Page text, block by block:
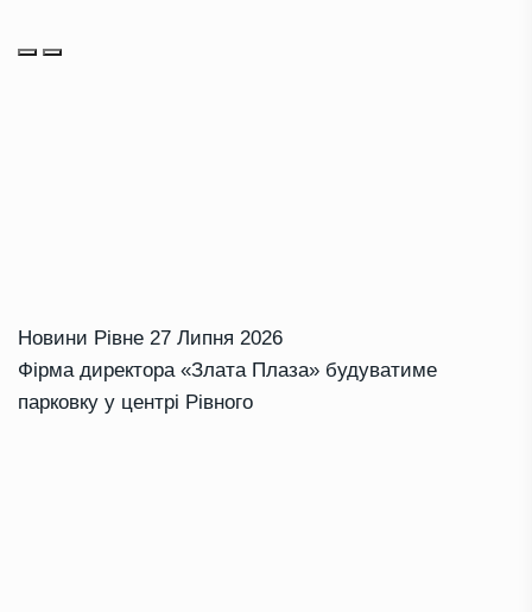
Новини Рівне 27 Липня 2026
Фірма директора «Злата Плаза» будуватиме
парковку у центрі Рівного